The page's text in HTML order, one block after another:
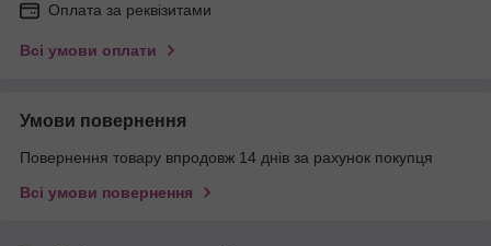
Оплата за реквізитами
Всі умови оплати
Умови повернення
Повернення товару впродовж 14 днів за рахунок покупця
Всі умови повернення